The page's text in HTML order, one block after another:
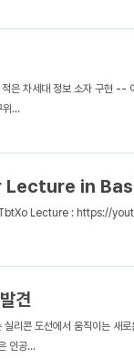
은 차세대 정보 소자 구현
위...
Lecture in
Lecture : https://
견
리콘 도선에서 움직이는 새
인공...